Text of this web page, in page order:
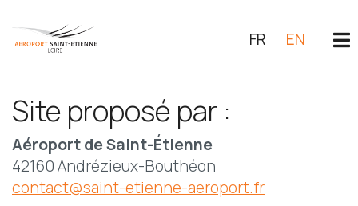
FR EN
Site proposé par :
Aéroport de Saint-Étienne
42160 Andrézieux-Bouthéon
contact@saint-etienne-aeroport.fr